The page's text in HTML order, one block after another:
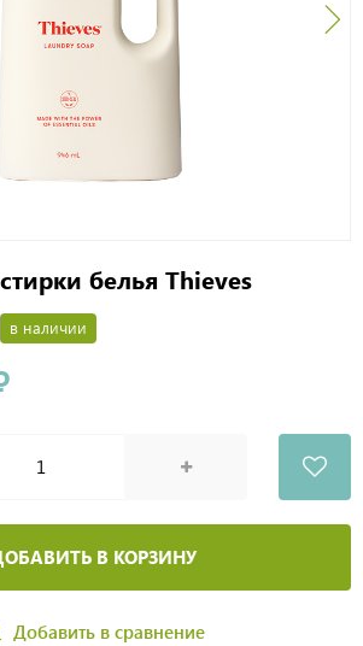
белья Thieves
в наличии
В КОРЗИНУ
Добавить в сравнение